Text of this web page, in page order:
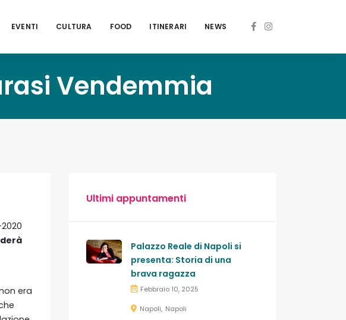
EVENTI CULTURA FOOD ITINERARI NEWS
Vendemmia
era
Ultimi appuntamenti
Palazzo Reale di Napoli si
presenta: Storia di una
brava ragazza
Febbraio 10, 2025
Napoli Napoli